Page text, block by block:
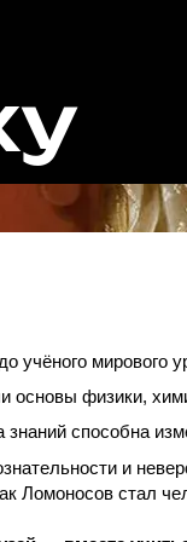
учёного мирового
основы физики,
знаний способна
и
Ломоносов стал